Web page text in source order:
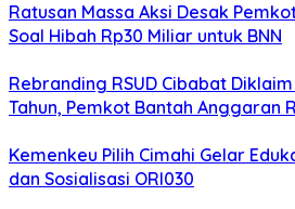
Ratusan Massa Aksi Desak
Soal Hibah Rp30 Miliar untuk BNN
Rebranding RSUD Cibabat
Tahun, Pemkot Bantah Anggaran
Kemenkeu Pilih Cimahi Gelar
dan Sosialisasi ORI030